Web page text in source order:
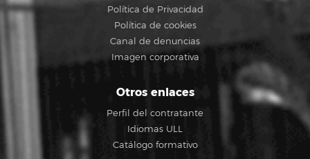
Política de Privacidad
Política de cookies
Canal de denuncias
Imagen corporativa
Otros enlaces
Perfil del contratante
Idiomas ULL
Catálogo formativo